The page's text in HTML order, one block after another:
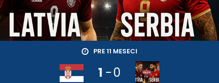
PRE 11 MESECI
1 -0